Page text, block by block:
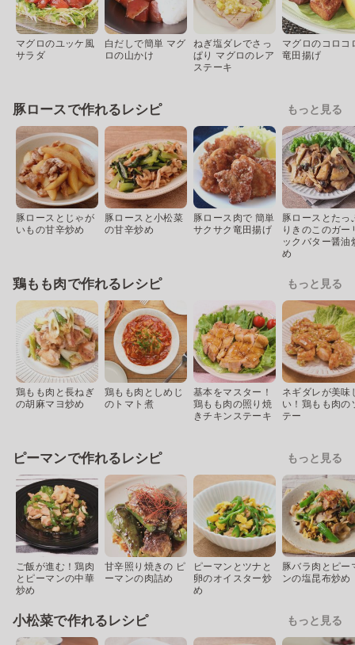
マグロのユッケ風
サラダ
白だしで簡単 マグ
ロの山かけ
ねぎ塩ダレでさっ
ぱり マグロのレア
ステーキ
マグロのコロコ
竜田揚げ
豚ロースで作れるレシピ もっと見る
豚ロースとじゃが
いもの甘辛炒め
豚ロースと小松菜
の甘辛炒め
豚ロース肉で 簡単
サクサク竜田揚げ
豚ロースとたっ
りきのこのガー
ックバター醤油
め
鶏もも肉で作れるレシピ もっと見る
鶏もも肉と長ねぎ
の胡麻マヨ炒め
鶏もも肉としめじ
のトマト煮
基本をマスター！
鶏もも肉の照り焼
きチキンステーキ
ネギダレが美味
い！鶏もも肉の
テー
ピーマンで作れるレシピ もっと見る
ご飯が進む！鶏肉
とピーマンの中華
炒め
甘辛照り焼きの ピ
ーマンの肉詰め
ピーマンとツナと
卵のオイスター炒
め
豚バラ肉とピー
ンの塩昆布炒め
小松菜で作れるレシピ もっと見る